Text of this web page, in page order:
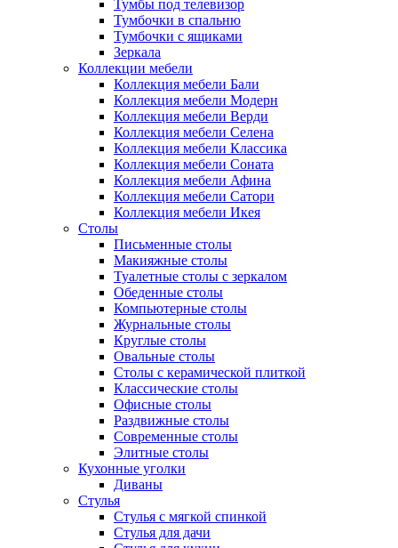
Тумбы под телевизор
Тумбочки в спальню
Тумбочки с ящиками
Зеркала
Коллекции мебели
Коллекция мебели Бали
Коллекция мебели Модерн
Коллекция мебели Верди
Коллекция мебели Селена
Коллекция мебели Классика
Коллекция мебели Соната
Коллекция мебели Афина
Коллекция мебели Сатори
Коллекция мебели Икея
Столы
Письменные столы
Макияжные столы
Туалетные столы с зеркалом
Обеденные столы
Компьютерные столы
Журнальные столы
Круглые столы
Овальные столы
Столы с керамической плиткой
Классические столы
Офисные столы
Раздвижные столы
Современные столы
Элитные столы
Кухонные уголки
Диваны
Стулья
Стулья с мягкой спинкой
Стулья для дачи